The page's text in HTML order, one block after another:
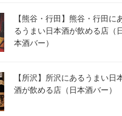
【熊谷・行田】熊谷・行田に
るうまい日本酒が飲める店（日
本酒バー）
【所沢】所沢にあるうまい日
酒が飲める店（日本酒バー）